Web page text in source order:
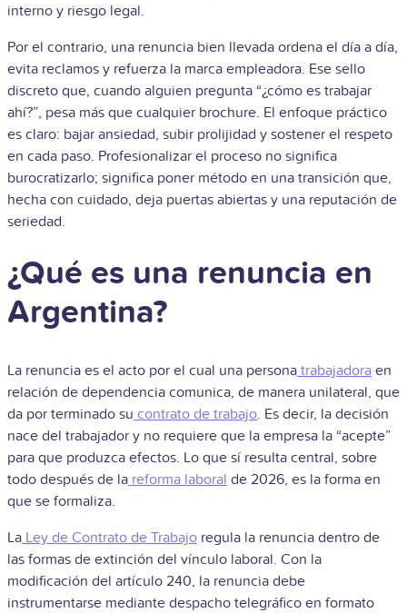
interno y riesgo legal.
Por el contrario, una renuncia bien llevada ordena el día a día,
evita reclamos y refuerza la marca empleadora. Ese sello
discreto que, cuando alguien pregunta “¿cómo es trabajar
ahí?”, pesa más que cualquier brochure. El enfoque práctico
es claro: bajar ansiedad, subir prolijidad y sostener el respeto
en cada paso. Profesionalizar el proceso no significa
burocratizarlo; significa poner método en una transición que,
hecha con cuidado, deja puertas abiertas y una reputación de
seriedad.
¿Qué es una renuncia en
Argentina?
La renuncia es el acto por el cual una persona trabajadora en
relación de dependencia comunica, de manera unilateral, que
da por terminado su contrato de trabajo. Es decir, la decisión
nace del trabajador y no requiere que la empresa la “acepte”
para que produzca efectos. Lo que sí resulta central, sobre
todo después de la reforma laboral de 2026, es la forma en
que se formaliza.
La Ley de Contrato de Trabajo regula la renuncia dentro de
las formas de extinción del vínculo laboral. Con la
modificación del artículo 240, la renuncia debe
instrumentarse mediante despacho telegráfico en formato